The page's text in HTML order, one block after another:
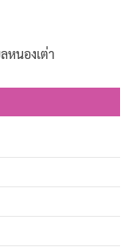
หนองเต่า